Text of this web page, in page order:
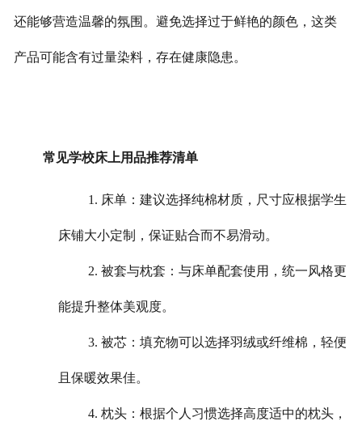
还能够营造温馨的氛围。避免选择过于鲜艳的颜色，这类
产品可能含有过量染料，存在健康隐患。
常见学校床上用品推荐清单
1. 床单：建议选择纯棉材质，尺寸应根据学生
床铺大小定制，保证贴合而不易滑动。
2. 被套与枕套：与床单配套使用，统一风格更
能提升整体美观度。
3. 被芯：填充物可以选择羽绒或纤维棉，轻便
且保暖效果佳。
4. 枕头：根据个人习惯选择高度适中的枕头，